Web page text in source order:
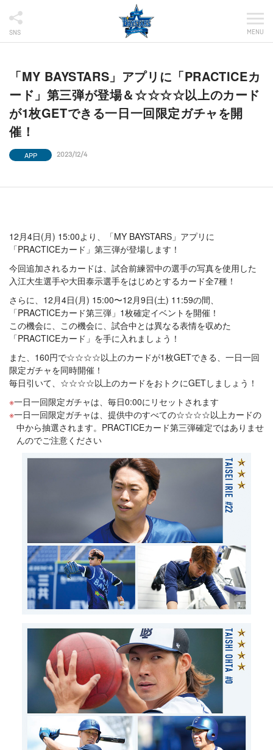
SNS MENU
「MY BAYSTARS」アプリに「PRACTICEカ
ード」第三弾が登場＆☆☆☆☆以上のカード
が1枚GETできる一日一回限定ガチャを開
催！
APP 2023/12/4
12月4日(月) 15:00より、「MY BAYSTARS」アプリに
「PRACTICEカード」第三弾が登場します！
今回追加されるカードは、試合前練習中の選手の写真を使用した
入江大生選手や大田泰示選手をはじめとするカード全7種！
さらに、12月4日(月) 15:00〜12月9日(土) 11:59の間、
「PRACTICEカード第三弾」1枚確定イベントを開催！
この機会に、この機会に、試合中とは異なる表情を収めた
「PRACTICEカード」を手に入れましょう！
また、160円で☆☆☆☆以上のカードが1枚GETできる、一日一回
限定ガチャを同時開催！
毎日引いて、☆☆☆☆以上のカードをおトクにGETしましょう！
一日一回限定ガチャは、毎日0:00にリセットされます
一日一回限定ガチャは、提供中のすべての☆☆☆☆以上カードの
中から抽選されます。PRACTICEカード第三弾確定ではありませ
んのでご注意ください